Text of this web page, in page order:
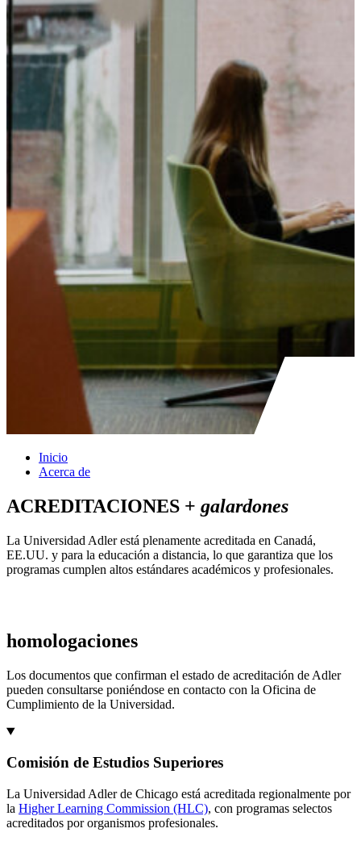
Inicio
Acerca de
ACREDITACIONES + galardones
La Universidad Adler está plenamente acreditada en Canadá,
EE.UU. y para la educación a distancia, lo que garantiza que los
programas cumplen altos estándares académicos y profesionales.
homologaciones
Los documentos que confirman el estado de acreditación de Adler
pueden consultarse poniéndose en contacto con la Oficina de
Cumplimiento de la Universidad.
Comisión de Estudios Superiores
La Universidad Adler de Chicago está acreditada regionalmente por
la Higher Learning Commission (HLC), con programas selectos
acreditados por organismos profesionales.